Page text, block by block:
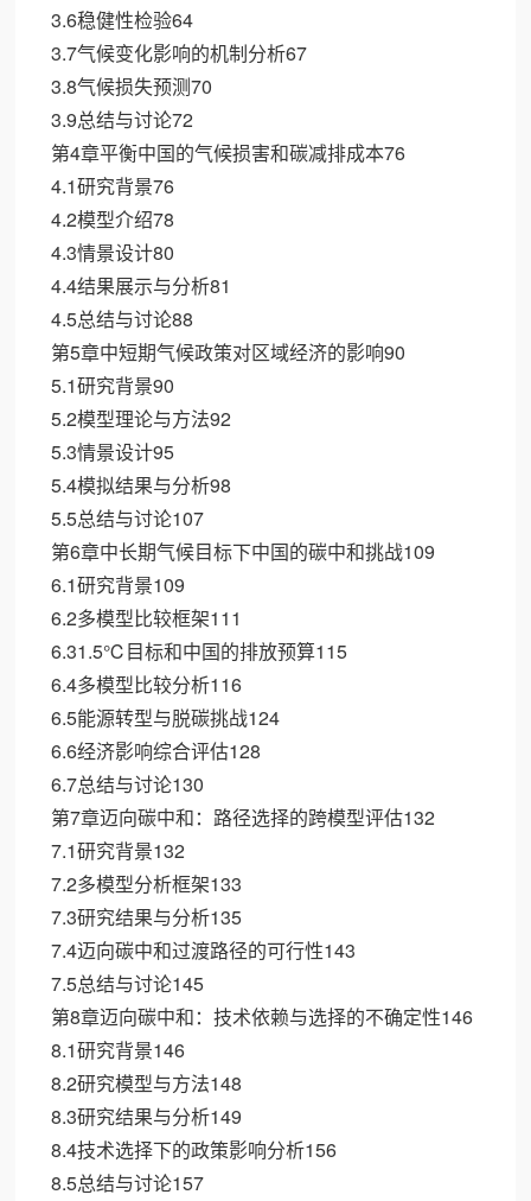
3.6稳健性检验64
3.7气候变化影响的机制分析67
3.8气候损失预测70
3.9总结与讨论72
第4章平衡中国的气候损害和碳减排成本76
4.1研究背景76
4.2模型介绍78
4.3情景设计80
4.4结果展示与分析81
4.5总结与讨论88
第5章中短期气候政策对区域经济的影响90
5.1研究背景90
5.2模型理论与方法92
5.3情景设计95
5.4模拟结果与分析98
5.5总结与讨论107
第6章中长期气候目标下中国的碳中和挑战109
6.1研究背景109
6.2多模型比较框架111
6.31.5℃目标和中国的排放预算115
6.4多模型比较分析116
6.5能源转型与脱碳挑战124
6.6经济影响综合评估128
6.7总结与讨论130
第7章迈向碳中和：路径选择的跨模型评估132
7.1研究背景132
7.2多模型分析框架133
7.3研究结果与分析135
7.4迈向碳中和过渡路径的可行性143
7.5总结与讨论145
第8章迈向碳中和：技术依赖与选择的不确定性146
8.1研究背景146
8.2研究模型与方法148
8.3研究结果与分析149
8.4技术选择下的政策影响分析156
8.5总结与讨论157